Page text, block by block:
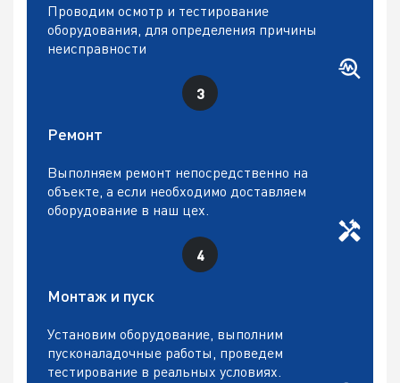
Проводим осмотр и тестирование
оборудования, для определения причины
неисправности
Ремонт
Выполняем ремонт непосредственно на
объекте, а если необходимо доставляем
оборудование в наш цех.
Монтаж и пуск
Установим оборудование, выполним
пусконаладочные работы, проведем
тестирование в реальных условиях.